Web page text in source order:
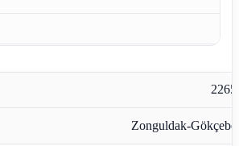
Zonguldak-